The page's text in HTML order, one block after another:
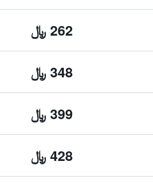
262 ﷼
348 ﷼
399 ﷼
428 ﷼